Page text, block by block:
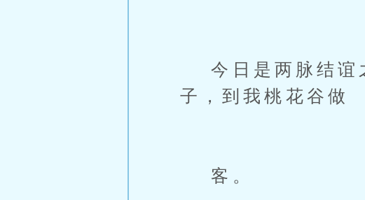
今日是两脉结谊
子，到我桃花谷做
客。